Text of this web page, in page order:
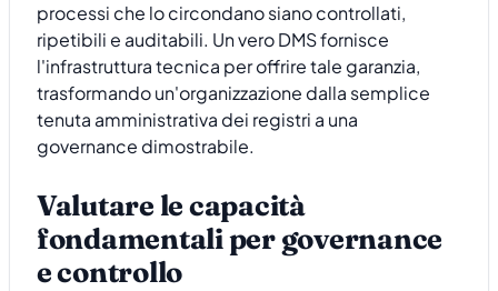
processi che lo circondano siano controllati,
ripetibili e auditabili. Un vero DMS fornisce
l'infrastruttura tecnica per offrire tale garanzia,
trasformando un'organizzazione dalla semplice
tenuta amministrativa dei registri a una
governance dimostrabile.
Valutare le capacità
fondamentali per governance
e controllo